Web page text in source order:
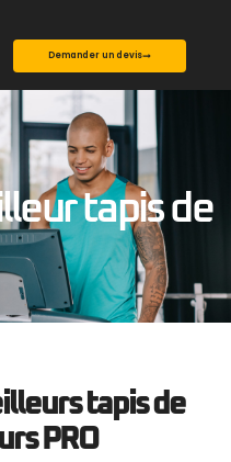
Demander un devis
tapis de
tapis de
PRO